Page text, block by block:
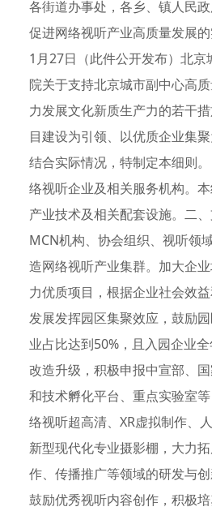
各街道办事处，各乡、镇人民
促进网络视听产业高质量发展
1月27日（此件公开发布）北
院关于支持北京城市副中心高
力发展文化新质生产力的若干
目建设为引领、以优质企业集
结合实际情况，特制定本细则
络视听企业及相关服务机构。
产业技术及相关配套设施。二
MCN机构、协会组织、视听领
造网络视听产业集群。加大企
力优质项目，根据企业社会效
发展发挥园区集聚效应，鼓励
业占比达到50%，且入园企业
改造升级，积极申报中宣部、
和技术孵化平台、重点实验室
络视听超高清、XR虚拟制作、
新型现代化专业摄影棚，大力
作、传播推广等领域的研发与
鼓励优秀视听内容创作，积极